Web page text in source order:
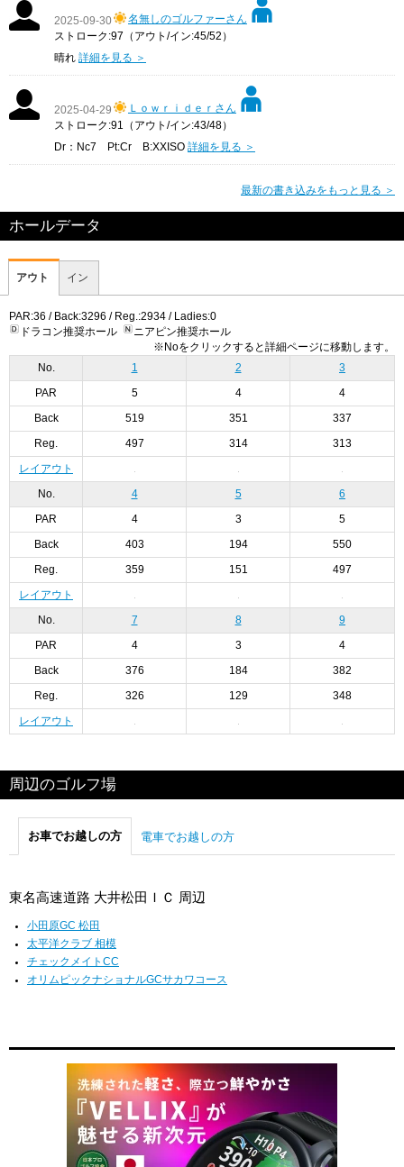
2025-09-30
名無しのゴルファーさん
ストローク:97（アウト/イン:45/52）
晴れ 詳細を見る ＞
2025-04-29
Ｌｏｗｒｉｄｅｒさん
ストローク:91（アウト/イン:43/48）
Dr：Nc7 Pt:Cr B:XXISO 詳細を見る ＞
最新の書き込みをもっと見る ＞
ホールデータ
アウト イン
PAR:36 / Back:3296 / Reg.:2934 / Ladies:0
ドラコン推奨ホール
ニアピン推奨ホール
※Noをクリックすると詳細ページに移動します。
No.
1 2 3
PAR 5 4 4
Back 519 351 337
Reg. 497 314 313
レイアウト
No. 4 5 6
PAR 4 3 5
Back 403 194 550
Reg. 359 151 497
レイアウト
No. 7 8 9
PAR 4 3 4
Back 376 184 382
Reg. 326 129 348
レイアウト
周辺のゴルフ場
お車でお越しの方 電車でお越しの方
東名高速道路 大井松田ＩＣ 周辺
小田原GC 松田
太平洋クラブ 相模
チェックメイトCC
オリムピックナショナルGCサカワコース